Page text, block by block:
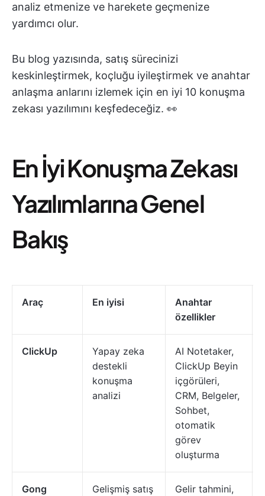
analiz etmenize ve harekete geçmenize
yardımcı olur.
Bu blog yazısında, satış sürecinizi
keskinleştirmek, koçluğu iyileştirmek ve anahtar
anlaşma anlarını izlemek için en iyi 10 konuşma
zekası yazılımını keşfedeceğiz. 👀
En İyi Konuşma Zekası
Yazılımlarına Genel
Bakış
Araç En iyisi
Anahtar
özellikler
ClickUp
Yapay zeka
destekli
konuşma
analizi
AI Notetaker,
ClickUp Beyin
içgörüleri,
CRM, Belgeler,
Sohbet,
otomatik
görev
oluşturma
Gong
Gelişmiş satış
Gelir tahmini,